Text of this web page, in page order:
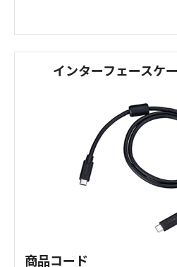
インターフェースケ
商品コード